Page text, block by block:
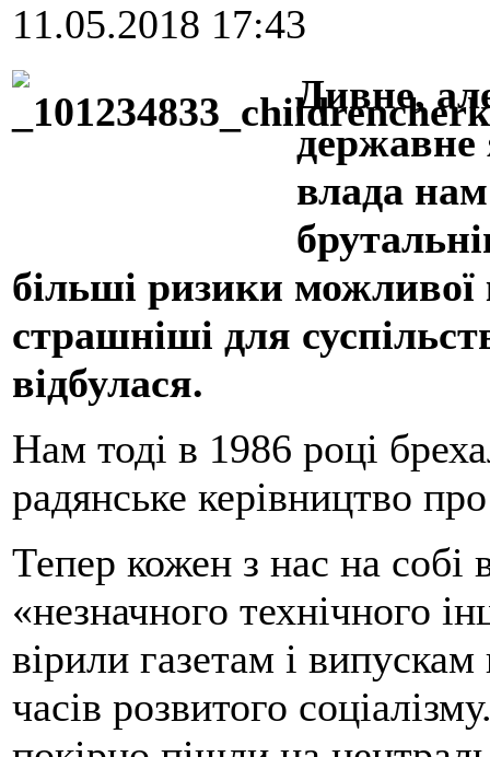
11.05.2018 17:43
Дивне,
державне
влада
більші ризики
страшніші для
відбулася.
Нам тоді в 1986 році
радянське керівництво
Тепер кожен з нас на собі
«незначного технічного
вірили газетам і
часів розвитого